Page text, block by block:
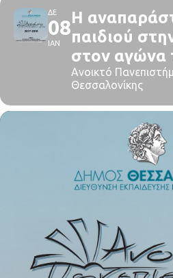
ΔΕ
08
ΙΑΝ
Η
παιδιού
στον αγώνα
Ανοικτό
Θεσσαλονίκης